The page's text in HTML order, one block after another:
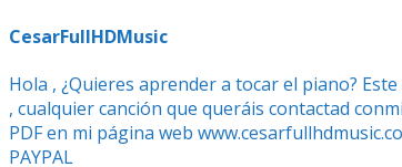
CesarFullHDMusic
Hola , ¿Quieres aprender a tocar el piano?
, cualquier canción que queráis contactad
PDF en mi página web
PAYPAL